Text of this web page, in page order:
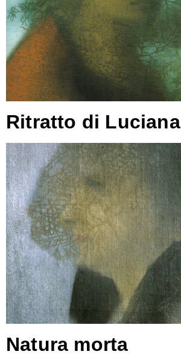
Ritratto di Luciana
Natura morta